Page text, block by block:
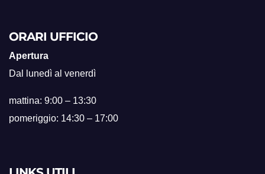
ORARI UFFICIO
Apertura
Dal lunedì al venerdì
mattina: 9:00 – 13:30
pomeriggio: 14:30 – 17:00